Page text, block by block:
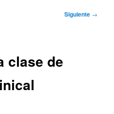
Siguiente →
clase de